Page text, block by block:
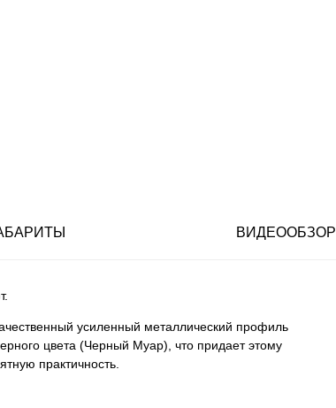
ВИДЕООБЗОР
усиленный металлический профиль
цвета (Черный Муар), что придает этому
практичность.